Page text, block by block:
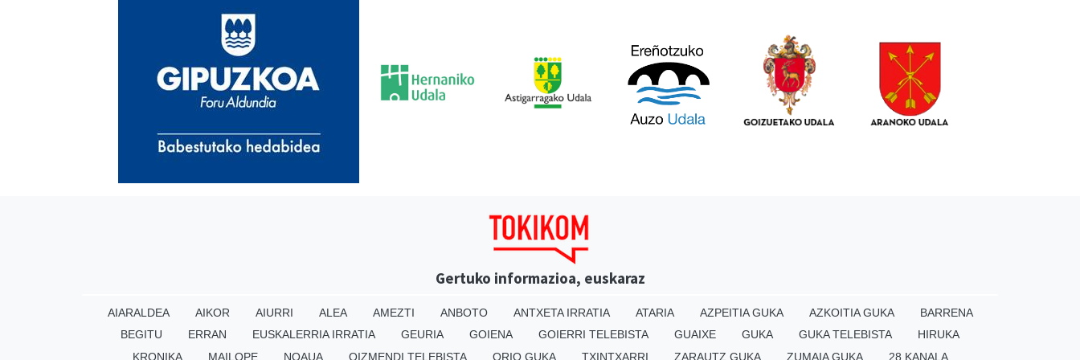
Gertuko informazioa, euskaraz
AIARALDEA AIKOR AIURRI ALEA AMEZTI ANBOTO ANTXETA IRRATIA ATARIA AZPEITIA GUKA AZKOITIA GUKA
BARRENA
BEGITU
ERRAN EUSKALERRIA IRRATIA GEURIA GOIENA GOIERRI TELEBISTA GUAIXE GUKA GUKA TELEBISTA
HIRUKA
KRONIKA
MAILOPE NOAUA OIZMENDI TELEBISTA ORIO GUKA TXINTXARRI ZARAUTZ GUKA ZUMAIA GUKA 28 KANALA